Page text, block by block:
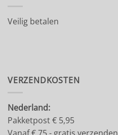
Veilig betalen
VERZENDKOSTEN
Nederland:
Pakketpost € 5,95